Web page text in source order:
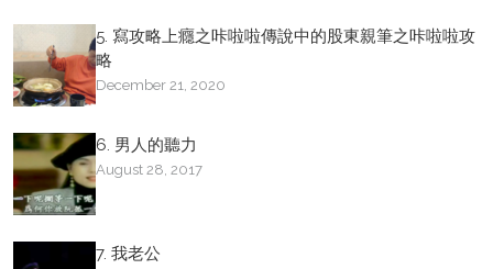
5. 寫攻略上癮之咔啦啦傳說中的股東親筆之咔啦啦攻
略
December 21, 2020
6. 男人的聽力
August 28, 2017
7. 我老公